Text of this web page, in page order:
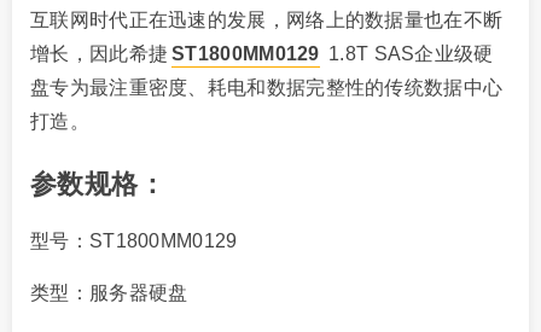
互联网时代正在迅速的发展，网络上的数据量也在不断
增长，因此希捷 ST1800MM0129 1.8T SAS企业级硬
盘专为最注重密度、耗电和数据完整性的传统数据中心
打造。
参数规格：
型号：ST1800MM0129
类型：服务器硬盘